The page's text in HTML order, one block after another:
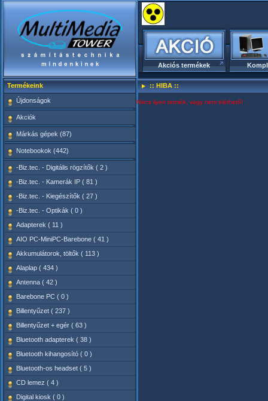
Akciós termékek
Termékeink
Újdonságok
Akciók
Márkás gépek (87)
Notebookok (442)
-Biz.tec. - Digitális rögzítők ( 2 )
-Biz.tec. - Kamerák IP ( 81 )
-Biz.tec. - Kiegészítők ( 27 )
-Biz.tec. - Optikák ( 0 )
Adapterek ( 11 )
AIO PC-MiniPC-Barebone ( 41 )
Akkumulátorok, töltők ( 113 )
Alaplap ( 434 )
Antenna ( 42 )
Barebone PC ( 0 )
Billentyűzet ( 237 )
Billentyűzet + egér ( 63 )
Bluetooth adapterek ( 38 )
Bluetooth kihangosító ( 0 )
Bluetooth-os headset ( 5 )
CD lemez ( 4 )
Digital kiosk ( 0 )
:: HIBA ::
Nincs ilyen termék, vagy nem elérhető!